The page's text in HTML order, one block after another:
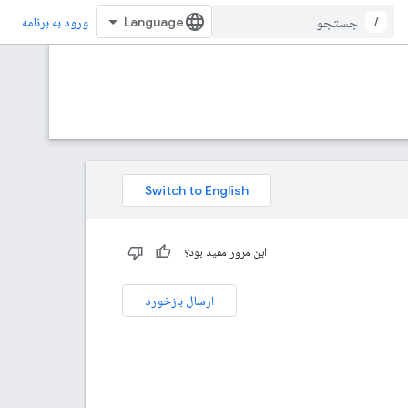
/ ورود به برنامه
این مرور مفید بود؟
ارسال بازخورد